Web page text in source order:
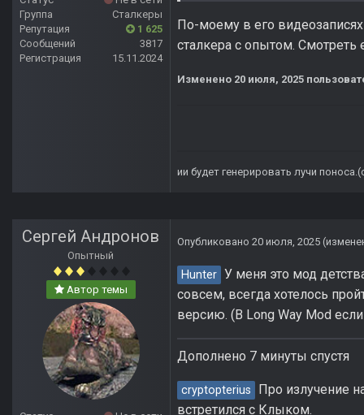
Группа
Сталкеры
Репутация
1 625
Сообщений
3817
Регистрация
15.11.2024
По-моему в его
сталкера с опытом. Смотреть
Изменено 20 июля, 2025
ии будет генерировать лучи
Сергей Андронов
Опытный
Автор темы
Опубликовано 20 июля, 2025
Hunter У меня это мод
совсем, всегда хотелось
версию. (В Long Way Mod
Дополнено 7 минуты спустя
cryptopterius
Про излучение
встретился с Клыком.